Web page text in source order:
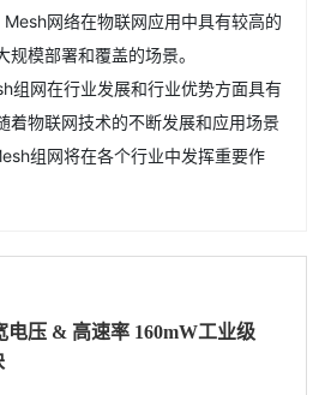
网络在物联网应用中具有较高的
模部署和覆盖的场景。
组网在行业发展和行业优势方面具有
着物联网技术的不断发展和应用场景
组网将在各个行业中发挥重要作
电压 & 高速率 160mW工业级